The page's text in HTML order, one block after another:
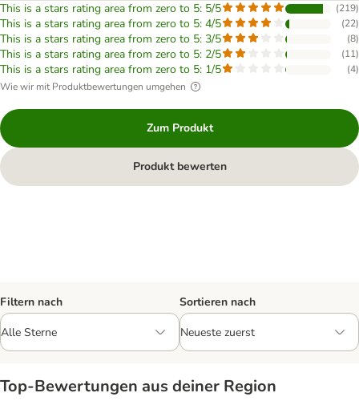
This is a stars rating area from zero to 5: 5/5 (219)
This is a stars rating area from zero to 5: 4/5 (22)
This is a stars rating area from zero to 5: 3/5 (8)
This is a stars rating area from zero to 5: 2/5 (11)
This is a stars rating area from zero to 5: 1/5 (4)
Wie wir mit Produktbewertungen umgehen
Zum Produkt
Produkt bewerten
Filtern nach Sortieren nach
Top‑Bewertungen aus deiner Region